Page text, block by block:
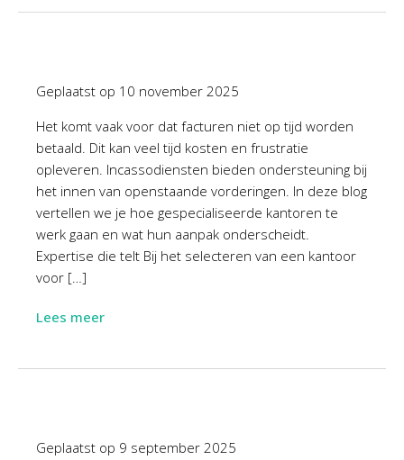
Geplaatst op 10 november 2025
Het komt vaak voor dat facturen niet op tijd worden
betaald. Dit kan veel tijd kosten en frustratie
opleveren. Incassodiensten bieden ondersteuning bij
het innen van openstaande vorderingen. In deze blog
vertellen we je hoe gespecialiseerde kantoren te
werk gaan en wat hun aanpak onderscheidt.
Expertise die telt Bij het selecteren van een kantoor
voor […]
Lees meer
Geplaatst op 9 september 2025